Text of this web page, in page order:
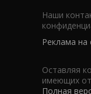
Наши
Реклама на
Оставляя
имеющих
Полная